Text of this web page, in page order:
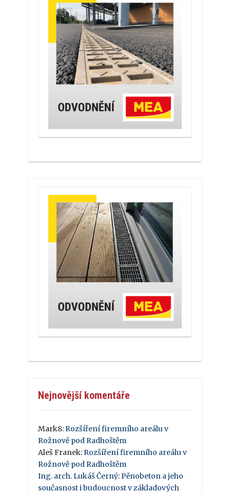
Nejnovější komentáře
Mark8: Rozšíření firemního areálu v
Rožnově pod Radhoštěm
Aleš Franek: Rozšíření firemního areálu v
Rožnově pod Radhoštěm
Ing. arch. Lukáš Černý: Pěnobeton a jeho
současnost i budoucnost v základových